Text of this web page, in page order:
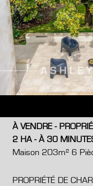
À VENDRE -
2 HA - À 30
Maison 203m² 6
PROPRIÉTÉ DE